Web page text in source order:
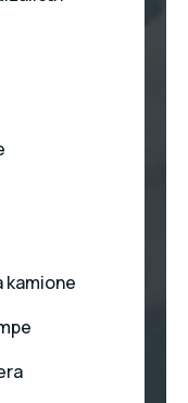
kamione